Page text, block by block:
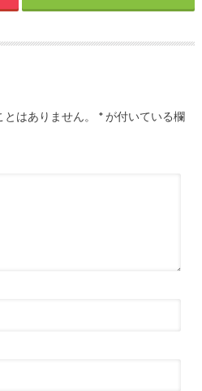
はありません。 *が付いている欄